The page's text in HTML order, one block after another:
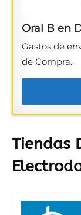
Oral B en
Gastos de
de Compra.
Tiendas